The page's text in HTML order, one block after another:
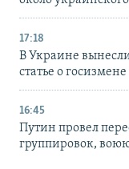
17:18
В Украине
статье о
16:45
Путин провел
группировок,